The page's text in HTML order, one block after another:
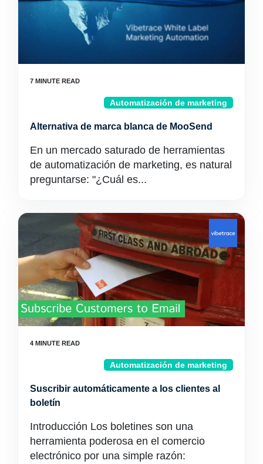
Automatización de marketing
Alternativa de marca blanca de MooSend
En un mercado saturado de herramientas
de automatización de marketing, es natural
preguntarse: "¿Cuál es...
Automatización de marketing
Suscribir automáticamente a los clientes al
boletín
Introducción Los boletines son una
herramienta poderosa en el comercio
electrónico por una simple razón: